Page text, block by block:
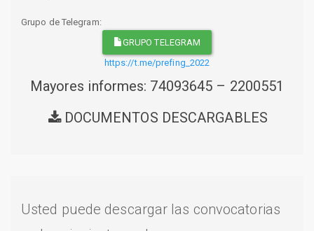
Grupo de Telegram:
GRUPO TELEGRAM
https://t.me/prefing_2022
Mayores informes: 74093645 – 2200551
DOCUMENTOS DESCARGABLES
Usted puede descargar las convocatorias